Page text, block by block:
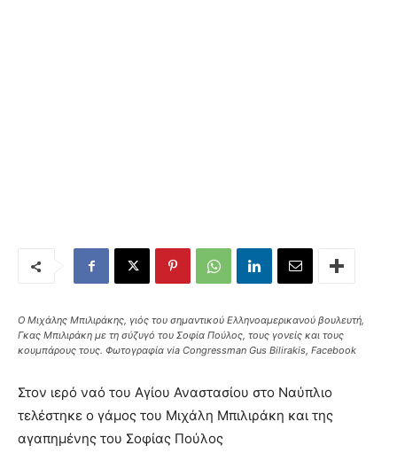
Ο Μιχάλης Μπιλιράκης, γιός του σημαντικού Ελληνοαμερικανού βουλευτή,
Γκας Μπιλιράκη με τη σύζυγό του Σοφία Πούλος, τους γονείς και τους
κουμπάρους τους. Φωτογραφία via Congressman Gus Bilirakis, Facebook
Στον ιερό ναό του Αγίου Αναστασίου στο Ναύπλιο
τελέστηκε ο γάμος του Μιχάλη Μπιλιράκη και της
αγαπημένης του Σοφίας Πούλος